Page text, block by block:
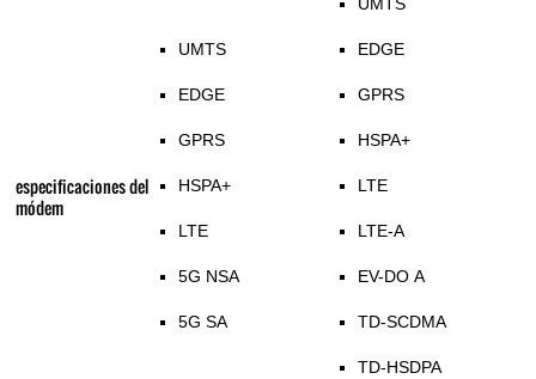
especificaciones del
módem
UMTS
EDGE
GPRS
HSPA+
LTE
5G NSA
5G SA
EDGE
GPRS
HSPA+
LTE
LTE-A
EV-DO A
TD-SCDMA
TD-HSDPA